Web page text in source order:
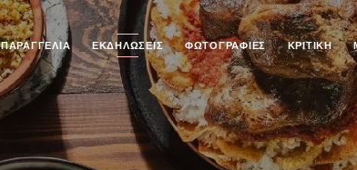
ΠΑΡΑΓΓΕΛΊΑ ΕΚΔΗΛΏΣΕΙΣ ΦΩΤΟΓΡΑΦΊΕΣ ΚΡΙΤΙΚΉ